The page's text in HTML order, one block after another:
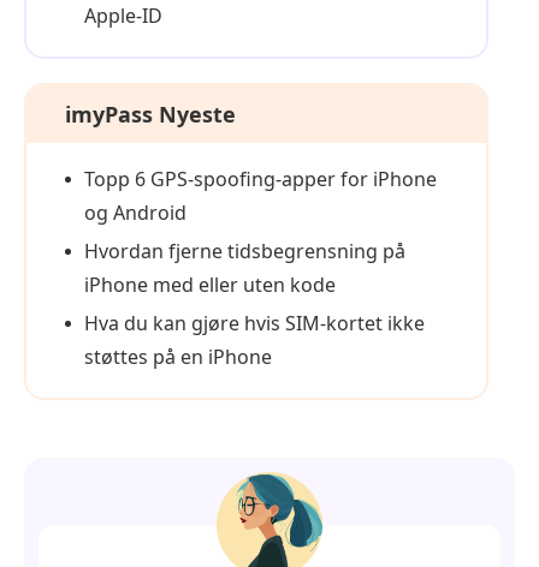
Apple-ID
imyPass Nyeste
Topp 6 GPS-spoofing‑apper for iPhone
og Android
Hvordan fjerne tidsbegrensning på
iPhone med eller uten kode
Hva du kan gjøre hvis SIM-kortet ikke
støttes på en iPhone